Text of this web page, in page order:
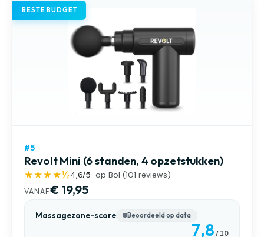
BESTE BUDGET
#5
Revolt Mini (6 standen, 4 opzetstukken)
★★★★½4,6/5 op Bol (101 reviews)
VANAF€ 19,95
Massagezone-score Beoordeeld op data
7,8 / 10